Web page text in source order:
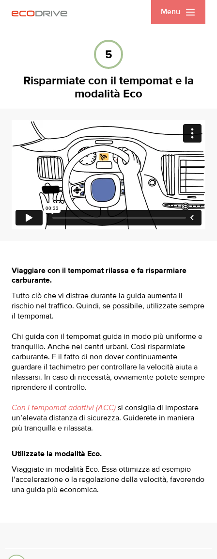
Menu
5
Risparmiate con il tempomat e la
modalità Eco
Viaggiare con il tempomat rilassa e fa risparmiare
carburante.
Tutto ciò che vi distrae durante la guida aumenta il
rischio nel traffico. Quindi, se possibile, utilizzate sempre
il tempomat.
Chi guida con il tempomat guida in modo più uniforme e
tranquillo. Anche nei centri urbani. Così risparmiate
carburante. E il fatto di non dover continuamente
guardare il tachimetro per controllare la velocità aiuta a
rilassarsi. In caso di necessità, ovviamente potete sempre
riprendere il controllo.
Con i tempomat adattivi (ACC) si consiglia di impostare
un’elevata distanza di sicurezza. Guiderete in maniera
più tranquilla e rilassata.
Utilizzate la modalità Eco.
Viaggiate in modalità Eco. Essa ottimizza ad esempio
l’accelerazione o la regolazione della velocità, favorendo
una guida più economica.